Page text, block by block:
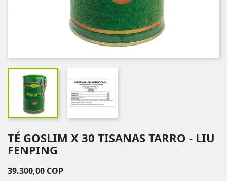
TÉ GOSLIM X 30 TISANAS TARRO - LIU
FENPING
39.300,00 COP